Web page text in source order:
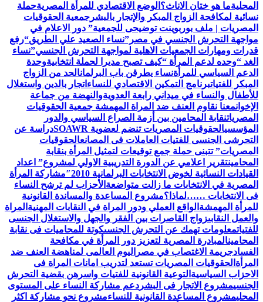
المحليةما هو ختان الاناث؟ الوضع الاقتصادي للمرأة المصريةحملة
نسائية لمكافحة الزواج المبكر والإتجار بالبشر جمعية الحقوقيات
المصريات | ملف بوربوينت توضيحى للجمعية” دور الاعلام في
مواجهة التحرش الجنسي في مصر”نساء الصعيد علي الطريق“رفع
قدرات ومهارات الجمعيات الاهلية لمواجهة التحرش الجنسي”نساء
الغد “وحده لدعم المرأة “كيف تصبح مديرا لحملة انتخابيةوحدة
الدعم السياسي للمرأةنساء يطرقن باب البرلمانالحد من الزواج
المبكر للفتياتبرنامج التمكين الاقتصادي للنساء اتجار بالدين واستغلال
للأطفال والنساء في ميداني رابعة العدويةوالنهضة من جماعة
الإخوانمعنا نقاوم العنف ضد المراة المهمشة جمعية الحقوقيات
المصرياتنقابة المحامين بين أزمة الصراع السياسي والدور
المؤسسيالحقوقيات المصريات تنضم لعضوية SOAWR
دراسة عن
التحرشى الجنسى للفتيات العاملات فى المصانعالحقوقيات
المصريات” تتبنى حملة جمع توقيعات لتمثيل المرأة بنقابة
المحامينتقرير اعلامي عن الدورة التدريبية الاولي لمشروع” اعداد
القيادات النسائية لخوض الانتخابات البرلمانية 2010″
مشاركة المرأة
المصرية في الانتخابات ما زالت متواضعة الأحزاب لم ترشح النساء
فى الانتخابات ……لماذا؟مشروع المساعدة والمساندة القانونية
للمرأة المهمشة الواقع العملي ودور المراة في النقابات المهنية المراة
والعمل النقابىزواج القاصرات بين الفقر والجهل والاستغلال الجنسى
للفتياتمعلومات تهمك عن التحرش الجنسىكوتة للمحاميات فى نقابة
المحامينالمبادرة المصرية لتعزيز دور المرأة في مكافحة
الفسادجريمة الاغتصاب في مصر اليوم العالمى لمناهضة العنف ضد
المرأة الحقوقيات المصريات تستعد لتدريب امانات المراة فى
الاحزاب السياسية التوعية القانونية للفتيات واسرهن بقضية التحرش
الجنسيمشروع الاتجار فى البشر دعم مشاركة النساء على المستوى
المحليمشروع المساعدة القانونية للنساءمشروع نحو مشاركة اكثر